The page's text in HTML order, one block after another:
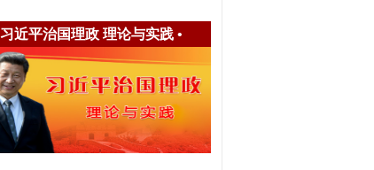
习近平治国理政 理论与实践•